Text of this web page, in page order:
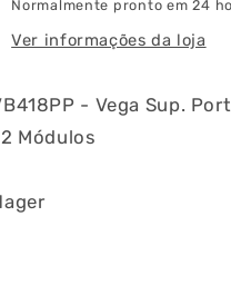
Normalmente pronto em 24
Ver informações da loja
- Vega Sup.
Módulos